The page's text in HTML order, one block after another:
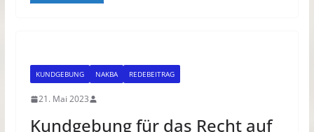
KUNDGEBUNG NAKBA REDEBEITRAG
21. Mai 2023
Kundgebung für das Recht auf